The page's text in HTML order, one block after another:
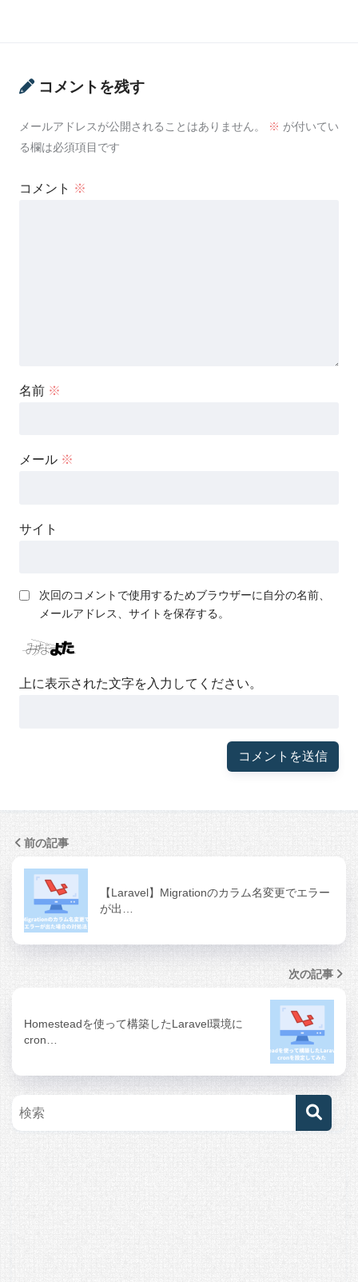
コメントを残す
メールアドレスが公開されることはありません。 ※ が付いてい
る欄は必須項目です
コメント ※
名前 ※
メール ※
サイト
次回のコメントで使用するためブラウザーに自分の名前、
メールアドレス、サイトを保存する。
上に表示された文字を入力してください。
前の記事
【Laravel】Migrationのカラム名変更でエラー
が出…
次の記事
Homesteadを使って構築したLaravel環境に
cron…